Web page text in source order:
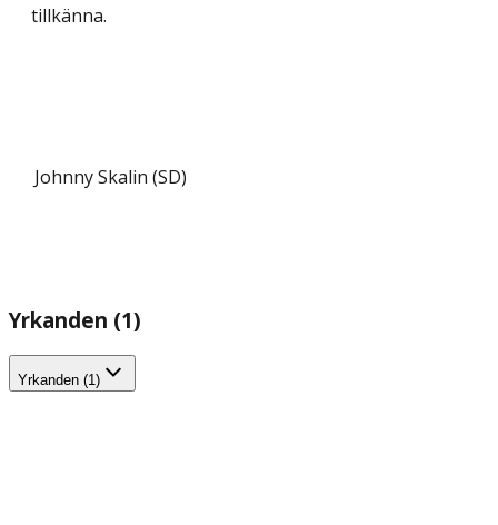
tillkänna.
Johnny Skalin (SD)
Yrkanden (1)
Yrkanden (1)